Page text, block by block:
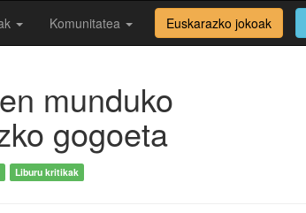
Komunitatea Euskarazko jokoak
munduko
gogoeta
Liburu kritikak